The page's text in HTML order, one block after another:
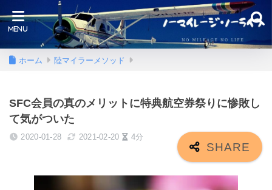
ホーム 陸マイラーメソッド
SFC会員の真のメリットに特典航空券祭りに惨敗し
て気がついた
2020-01-28 2021-02-20 4分